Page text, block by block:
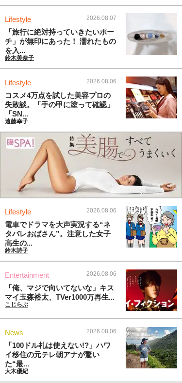
Lifestyle 2026.08.07
「旅行に絶対持っていきたいポー
チ」が無印にあった！ 濡れたもの
を入...
鈴木美奈子
Lifestyle 2026.08.06
コスメ4万点を試した美容プロの
失敗談。「手の甲に塗って確認」
「SN...
遠藤幸子
Lifestyle 2026.08.06
電車でドラマを大声実況する“ネ
タバレおばさん”。注意した女子
高生の...
鈴木詩子
Entertainment 2026.08.06
「俺、マジで向いてないな」キス
マイ玉森裕太、TVer1000万再生...
こじらぶ
News 2026.08.06
「100ドル札は使えない!?」ハワ
イ移住の元テレ朝アナが驚い
た“最...
大木優紀